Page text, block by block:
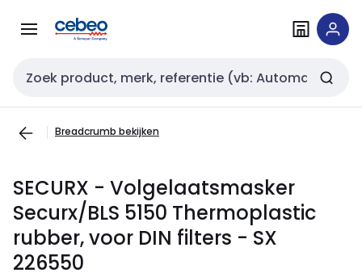
naar
naar
Zoekveld invoer
Breadcrumb bekijken
SECURX - Volgelaatsmasker
Securx/BLS 5150 Thermoplastic
rubber, voor DIN filters - SX
226550